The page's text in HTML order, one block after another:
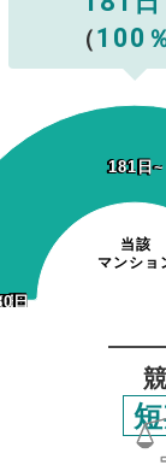
（100
当該
マンショ
日
日
日
日
日
日
日
日
日
日
日
日
181日~
181日~